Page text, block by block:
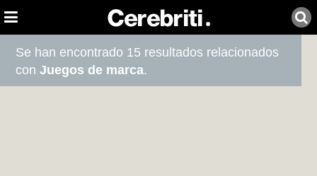
Se han encontrado 15 resultados relacionados
conJuegos de marca.